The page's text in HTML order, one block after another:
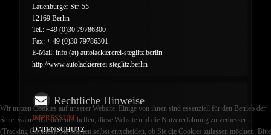
Lauenburger Str. 55
12169 Berlin
Tel.: +49 (0)30 79786300
Fax: + 49 (0)30 79786301
E-Mail: info (at) autolackiererei-steglitz.berlin
http://www.autolackiererei-steglitz.berlin
Rechtliche Hinweise
IMPRESSUM
DATENSCHUTZ
Wir nutzen Cookies auf unserer Website. Einige von ihnen sind essenziell für den Betrieb der
Seite, während andere uns helfen, diese Website und die Nutzererfahrung zu verbessern
(Tracking Cookies). Sie können selbst entscheiden, ob Sie die Cookies zulassen möchten. Bitte